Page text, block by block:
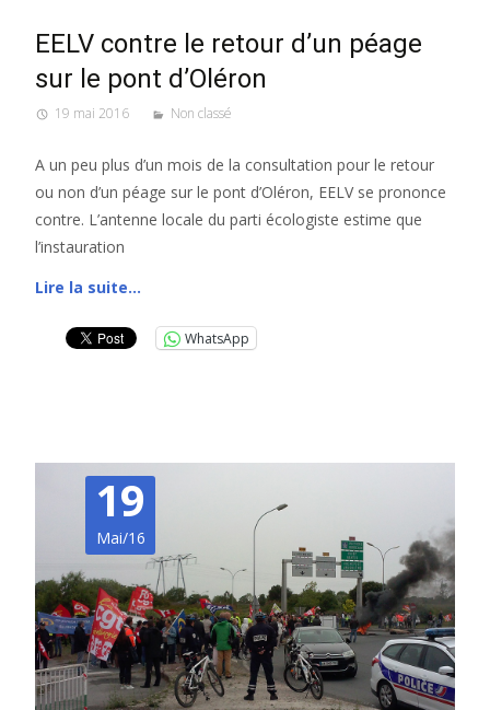
EELV contre le retour d’un péage
sur le pont d’Oléron
19 mai 2016 Non classé
A un peu plus d’un mois de la consultation pour le retour
ou non d’un péage sur le pont d’Oléron, EELV se prononce
contre. L’antenne locale du parti écologiste estime que
l’instauration
Lire la suite…
WhatsApp
19
Mai/16